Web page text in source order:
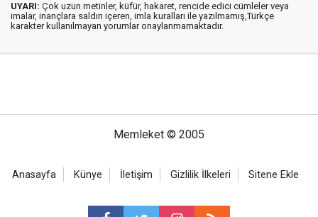
UYARI: Çok uzun metinler, küfür, hakaret, rencide edici cümleler veya
imalar, inançlara saldırı içeren, imla kuralları ile yazılmamış,Türkçe
karakter kullanılmayan yorumlar onaylanmamaktadır.
Memleket © 2005
Anasayfa Künye İletişim Gizlilik İlkeleri Sitene Ekle